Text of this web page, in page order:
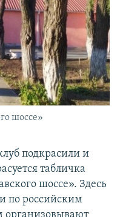
шоссе»
подкрасили и
табличка
шоссе». Здесь
по российским